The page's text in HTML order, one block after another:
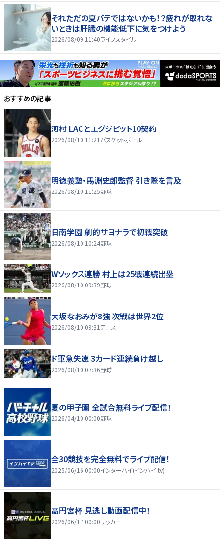
それただの夏バテではないかも！？疲れが取れな
いときは肝臓の機能低下に気をつけよう
2026/08/09 11:40ライフスタイル
おすすめの記事
河村 LACとエグジビット10契約
2026/08/10 11:21 バスケットボール
明徳義塾・馬淵史郎監督 引き際を言及
2026/08/10 11:25野球
日南学園 劇的サヨナラで初戦突破
2026/08/10 10:24野球
Wソックス連勝 村上は25戦連続出塁
2026/08/10 09:39野球
大坂なおみが8強 次戦は世界2位
2026/08/10 09:31テニス
ド軍急失速 3カード連続負け越し
2026/08/10 07:36野球
夏の甲子園 全試合無料ライブ配信！
2026/04/10 00:00野球
全30競技を完全無料でライブ配信！
2025/06/16 00:00インターハイ(インハイ.tv)
高円宮杯 見逃し動画配信中！
2026/06/17 00:00サッカー